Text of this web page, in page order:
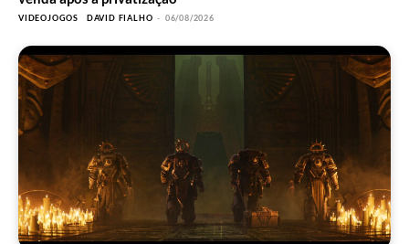
VIDEOJOGOS DAVID FIALHO - 06/08/2026